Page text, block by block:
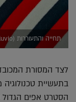
תחייה והתעוררות (Charles Deluvio)
לצד המסורת
בתעשיית
הסטרט אפים